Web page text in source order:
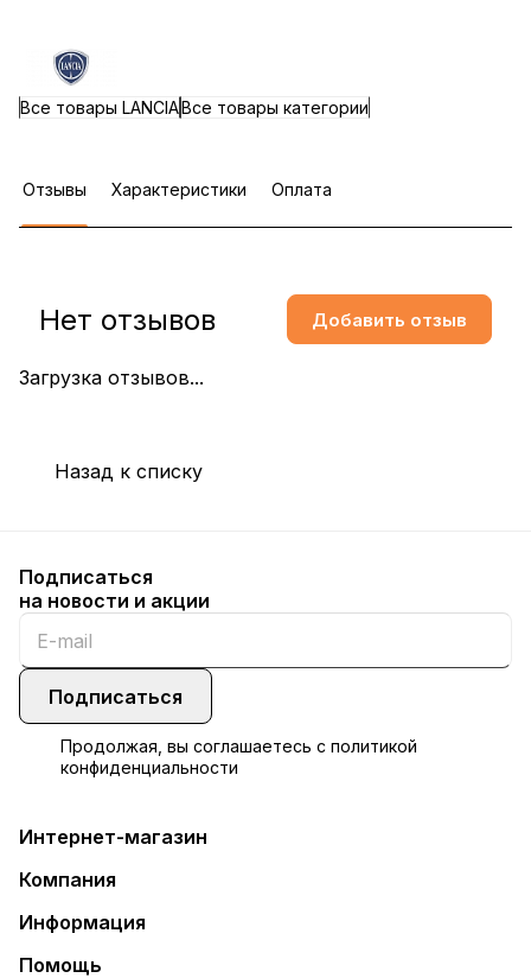
Все товары LANCIAВсе товары категории
Отзывы Характеристики Оплата
Загрузка отзывов...
Нет отзывов Добавить отзыв
Назад к списку
Подписаться
на новости и акции
Подписаться
Продолжая, вы соглашаетесь с политикой
конфиденциальности
Интернет-магазин
Компания
Информация
Помощь